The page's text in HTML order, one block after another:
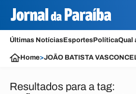
Últimas NotíciasEsportesPolíticaQual
Home>JOÃO BATISTA
Resultados para a tag: